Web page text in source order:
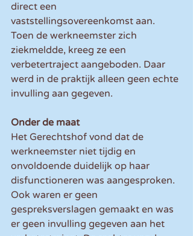
direct een
vaststellingsovereenkomst aan.
Toen de werkneemster zich
ziekmeldde, kreeg ze een
verbetertraject aangeboden. Daar
werd in de praktijk alleen geen echte
invulling aan gegeven.
Onder de maat
Het Gerechtshof vond dat de
werkneemster niet tijdig en
onvoldoende duidelijk op haar
disfunctioneren was aangesproken.
Ook waren er geen
gespreksverslagen gemaakt en was
er geen invulling gegeven aan het